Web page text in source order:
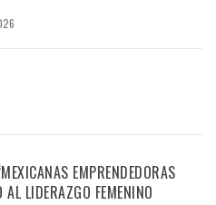
EMPRENDEDORAS
LIDERAZGO FEMENINO